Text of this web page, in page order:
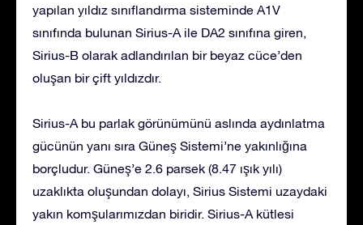
yapılan yıldız sınıflandırma sisteminde A1V
sınıfında bulunan Sirius-A ile DA2 sınıfına giren,
Sirius-B olarak adlandırılan bir beyaz cüce’den
oluşan bir çift yıldızdır.
Sirius-A bu parlak görünümünü aslında aydınlatma
gücünün yanı sıra Güneş Sistemi’ne yakınlığına
borçludur. Güneş’e 2.6 parsek (8.47 ışık yılı)
uzaklıkta oluşundan dolayı, Sirius Sistemi uzaydaki
yakın komşularımızdan biridir. Sirius-A kütlesi